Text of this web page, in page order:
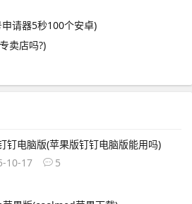
请器5秒100个安卓)
卖店吗?)
钉电脑版(苹果版钉钉电脑版能用吗)
10-17
5